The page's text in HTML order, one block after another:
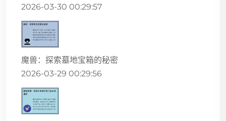
2026-03-30 00:29:57
魔兽：探索墓地宝箱的秘密
2026-03-29 00:29:56